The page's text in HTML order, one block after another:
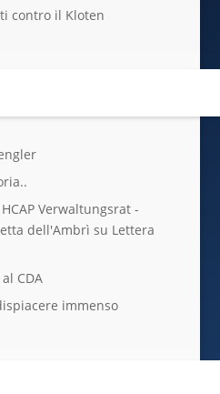
contro il Kloten
Verwaltungsrat -
dell'Ambrì su Lettera
CDA
immenso